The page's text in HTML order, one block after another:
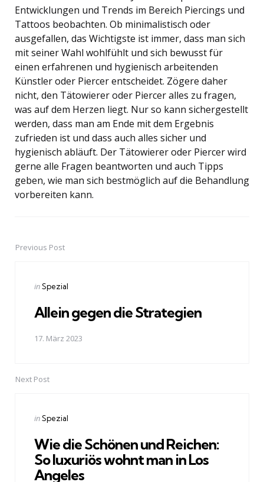
Entwicklungen und Trends im Bereich Piercings und
Tattoos beobachten. Ob minimalistisch oder
ausgefallen, das Wichtigste ist immer, dass man sich
mit seiner Wahl wohlfühlt und sich bewusst für
einen erfahrenen und hygienisch arbeitenden
Künstler oder Piercer entscheidet. Zögere daher
nicht, den Tätowierer oder Piercer alles zu fragen,
was auf dem Herzen liegt. Nur so kann sichergestellt
werden, dass man am Ende mit dem Ergebnis
zufrieden ist und dass auch alles sicher und
hygienisch abläuft. Der Tätowierer oder Piercer wird
gerne alle Fragen beantworten und auch Tipps
geben, wie man sich bestmöglich auf die Behandlung
vorbereiten kann.
PostPrevious Post
Posted
inSpezial
Allein gegen die Strategien
17. März 2023
Next Post
Posted
inSpezial
Wie die Schönen und Reichen:
So luxuriös wohnt man in Los
Angeles